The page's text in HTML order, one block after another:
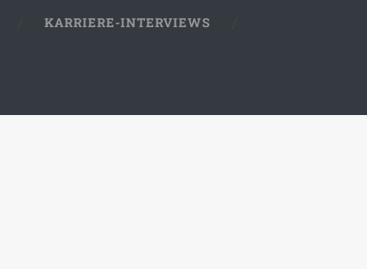
KARRIERE-INTERVIEWS